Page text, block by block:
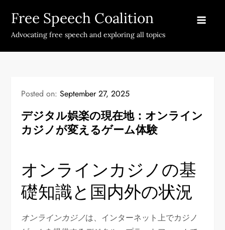
content
Free Speech Coalition
Advocating free speech and exploring all topics
Posted on:September 27, 2025
デジタル娯楽の現在地：オンライン
カジノが変えるゲーム体験
オンラインカジノの基
礎知識と国内外の状況
オンラインカジノは、インターネット上でカジノ